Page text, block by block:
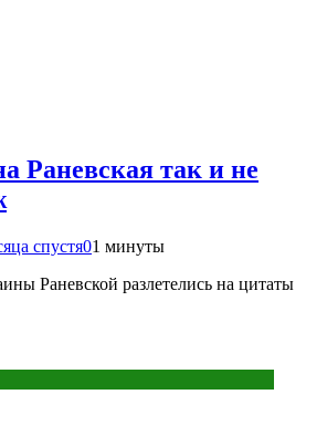
Раневская так и не
спустя01 минуты
Раневской разлетелись на цитаты